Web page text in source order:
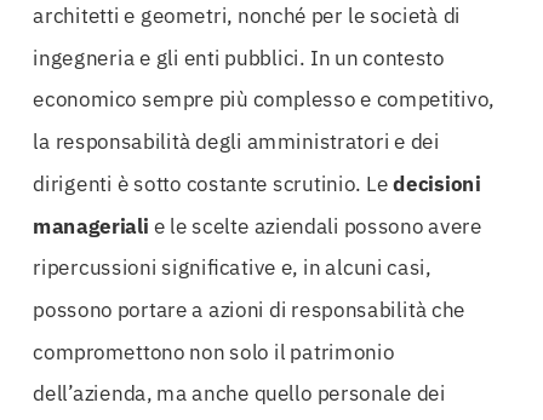
architetti e geometri, nonché per le società di
ingegneria e gli enti pubblici. In un contesto
economico sempre più complesso e competitivo,
la responsabilità degli amministratori e dei
dirigenti è sotto costante scrutinio. Ledecisioni
manageriali e le scelte aziendali possono avere
ripercussioni significative e, in alcuni casi,
possono portare a azioni di responsabilità che
compromettono non solo il patrimonio
dell’azienda, ma anche quello personale dei